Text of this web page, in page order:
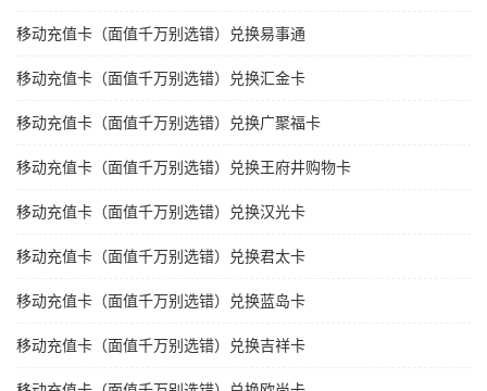
移动充值卡（面值千万别选错）兑换易事通
移动充值卡（面值千万别选错）兑换汇金卡
移动充值卡（面值千万别选错）兑换广聚福卡
移动充值卡（面值千万别选错）兑换王府井购物卡
移动充值卡（面值千万别选错）兑换汉光卡
移动充值卡（面值千万别选错）兑换君太卡
移动充值卡（面值千万别选错）兑换蓝岛卡
移动充值卡（面值千万别选错）兑换吉祥卡